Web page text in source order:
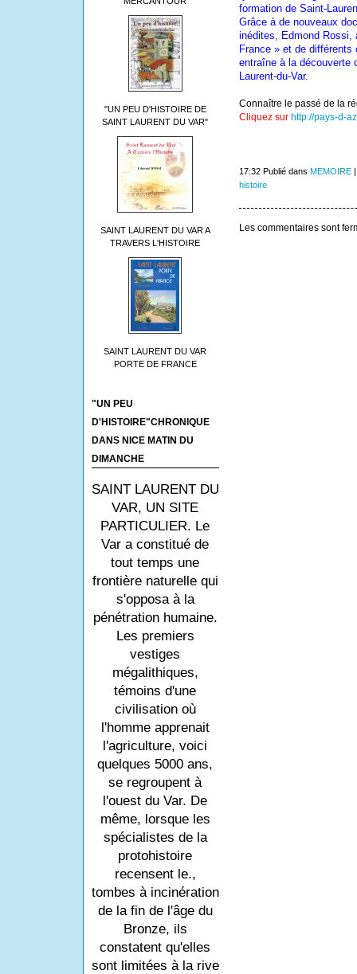
"UN PEU D'HISTOIRE DE
SAINT LAURENT DU VAR"
SAINT LAURENT DU VAR A
TRAVERS L'HISTOIRE
SAINT LAURENT DU VAR
PORTE DE FRANCE
"UN PEU
D'HISTOIRE"CHRONIQUE
DANS NICE MATIN DU
DIMANCHE
SAINT LAURENT DU
VAR, UN SITE
PARTICULIER. Le
Var a constitué de
tout temps une
frontière naturelle qui
s'opposa à la
pénétration humaine.
Les premiers
vestiges
mégalithiques,
témoins d'une
civilisation où
l'homme apprenait
l'agriculture, voici
quelques 5000 ans,
se regroupent à
l'ouest du Var. De
même, lorsque les
spécialistes de la
protohistoire
recensent le.,
tombes à incinération
de la fin de l'âge du
Bronze, ils
constatent qu'elles
sont limitées à la rive
formation de Saint-
Grâce à de nouveaux
inédites, Edmond Rossi,
France » et de
entraîne à la découverte
Laurent-du-Var.
Connaître le passé de la
Cliquez sur http://pays-d-
17:32 Publié dans MEMOIRE
histoire
Les commentaires sont